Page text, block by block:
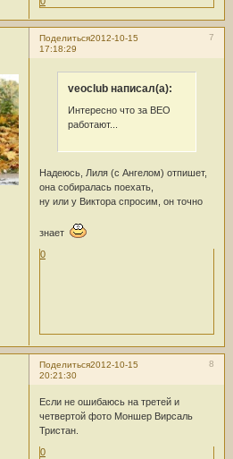
Поделиться 7
2012-10-15
17:18:29
veoclub написал(а):
Интересно что за ВЕО
работают...
Надеюсь, Лиля (с Ангелом) отпишет,
она собиралась поехать,
ну или у Виктора спросим, он точно
знает
0
Поделиться 8
2012-10-15
20:21:30
Если не ошибаюсь на третей и
четвертой фото Моншер Вирсаль
Тристан.
0